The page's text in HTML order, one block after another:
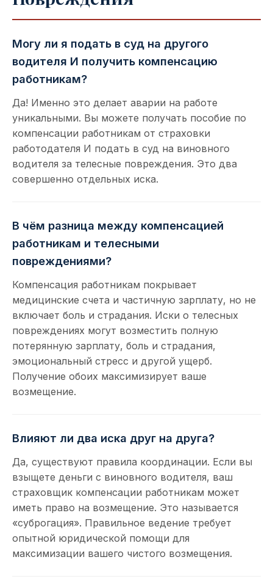
Могу ли я подать в суд на другого
водителя И получить компенсацию
работникам?
Да! Именно это делает аварии на работе
уникальными. Вы можете получать пособие по
компенсации работникам от страховки
работодателя И подать в суд на виновного
водителя за телесные повреждения. Это два
совершенно отдельных иска.
В чём разница между компенсацией
работникам и телесными
повреждениями?
Компенсация работникам покрывает
медицинские счета и частичную зарплату, но не
включает боль и страдания. Иски о телесных
повреждениях могут возместить полную
потерянную зарплату, боль и страдания,
эмоциональный стресс и другой ущерб.
Получение обоих максимизирует ваше
возмещение.
Влияют ли два иска друг на друга?
Да, существуют правила координации. Если вы
взыщете деньги с виновного водителя, ваш
страховщик компенсации работникам может
иметь право на возмещение. Это называется
«суброгация». Правильное ведение требует
опытной юридической помощи для
максимизации вашего чистого возмещения.